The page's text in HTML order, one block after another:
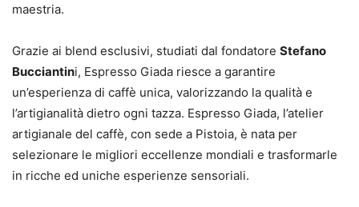
maestria.
Grazie ai blend esclusivi, studiati dal fondatore Stefano
Bucciantini, Espresso Giada riesce a garantire
un’esperienza di caffè unica, valorizzando la qualità e
l’artigianalità dietro ogni tazza. Espresso Giada, l’atelier
artigianale del caffè, con sede a Pistoia, è nata per
selezionare le migliori eccellenze mondiali e trasformarle
in ricche ed uniche esperienze sensoriali.